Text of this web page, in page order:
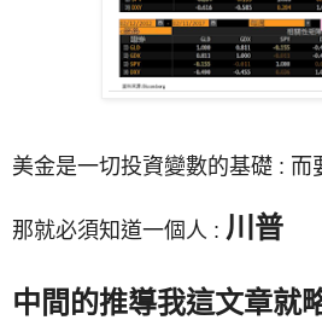
美金是一切投資變數的基礎 : 而
那就必須知道一個人 : 川普
中間的推導我這文章就